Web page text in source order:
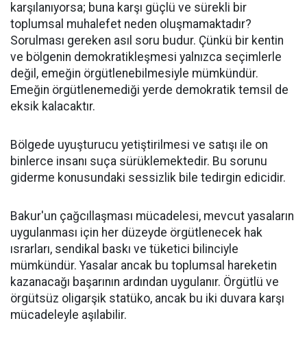
karşılanıyorsa; buna karşı güçlü ve sürekli bir
toplumsal muhalefet neden oluşmamaktadır?
Sorulması gereken asıl soru budur. Çünkü bir kentin
ve bölgenin demokratikleşmesi yalnızca seçimlerle
değil, emeğin örgütlenebilmesiyle mümkündür.
Emeğin örgütlenemediği yerde demokratik temsil de
eksik kalacaktır.
Bölgede uyuşturucu yetiştirilmesi ve satışı ile on
binlerce insanı suça sürüklemektedir. Bu sorunu
giderme konusundaki sessizlik bile tedirgin edicidir.
Bakur'un çağcıllaşması mücadelesi, mevcut yasaların
uygulanması için her düzeyde örgütlenecek hak
ısrarları, sendikal baskı ve tüketici bilinciyle
mümkündür. Yasalar ancak bu toplumsal hareketin
kazanacağı başarının ardından uygulanır. Örgütlü ve
örgütsüz oligarşik statüko, ancak bu iki duvara karşı
mücadeleyle aşılabilir.